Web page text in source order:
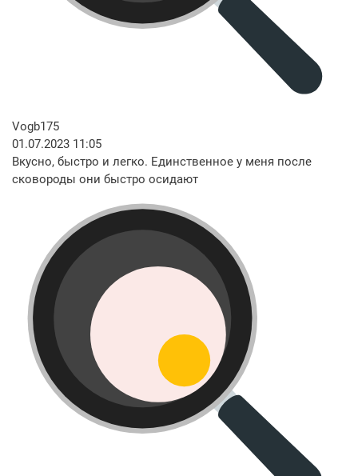
Vogb175
01.07.2023 11:05
Вкусно, быстро и легко. Единственное у меня после
сковороды они быстро осидают